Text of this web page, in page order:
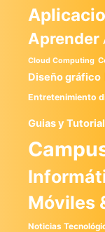
Aprender
Cloud Computing
Diseño gráfico
Entretenimiento
Guias y
Móviles
Noticias